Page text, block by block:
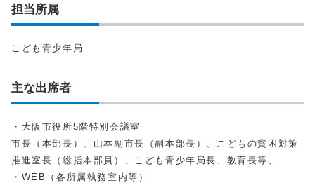
担当所属
こども青少年局
主な出席者
・大阪市役所5階特別会議室
市長（本部長）、山本副市長（副本部長）、こどもの貧困対策
推進室長（総括本部員）、こども青少年局長、教育長等、
・WEB（各所属執務室内等）